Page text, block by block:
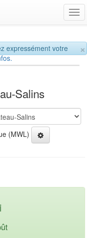
×
expressément votre
Salins
(MWL)